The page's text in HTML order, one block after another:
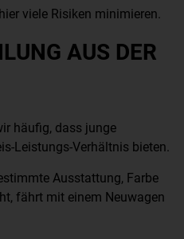
viele Risiken minimieren.
AUS DER
häufig, dass junge
Leistungs-Verhältnis bieten.
Ausstattung, Farbe
fährt mit einem Neuwagen